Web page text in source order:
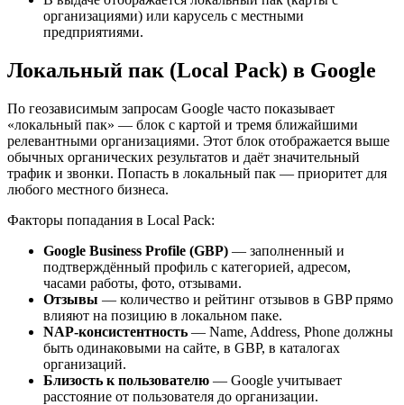
организациями) или карусель с местными
предприятиями.
Локальный пак (Local Pack) в Google
По геозависимым запросам Google часто показывает
«локальный пак» — блок с картой и тремя ближайшими
релевантными организациями. Этот блок отображается выше
обычных органических результатов и даёт значительный
трафик и звонки. Попасть в локальный пак — приоритет для
любого местного бизнеса.
Факторы попадания в Local Pack:
Google Business Profile (GBP) — заполненный и
подтверждённый профиль с категорией, адресом,
часами работы, фото, отзывами.
Отзывы — количество и рейтинг отзывов в GBP прямо
влияют на позицию в локальном паке.
NAP-консистентность — Name, Address, Phone должны
быть одинаковыми на сайте, в GBP, в каталогах
организаций.
Близость к пользователю — Google учитывает
расстояние от пользователя до организации.